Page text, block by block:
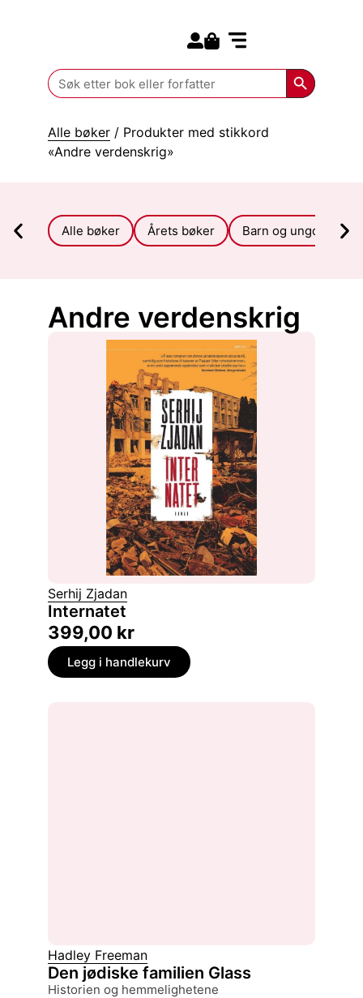
Search
for:
Search
Alle bøker / Produkter med stikkord
«Andre verdenskrig»
Alle bøker Årets bøker Barn og ungdom
Andre verdenskrig
Serhij Zjadan
Internatet
399,00 kr
Legg i handlekurv
Hadley Freeman
Den jødiske familien Glass
historien og hemmelighetene